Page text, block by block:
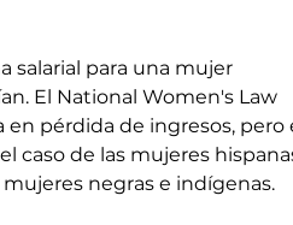
salarial para una mujer
El National Women's Law
pérdida de ingresos, pero
caso de las mujeres
negras e indígenas.